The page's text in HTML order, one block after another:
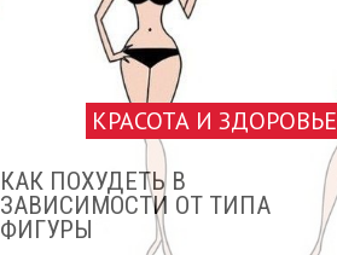
КРАСОТА И ЗДОРОВЬЕ
КАК ПОХУДЕТЬ В
ЗАВИСИМОСТИ ОТ ТИПА
ФИГУРЫ